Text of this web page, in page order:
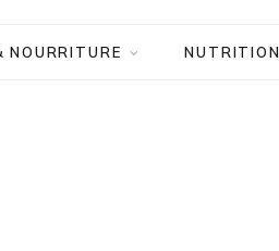
NOURRITURE NUTRITION